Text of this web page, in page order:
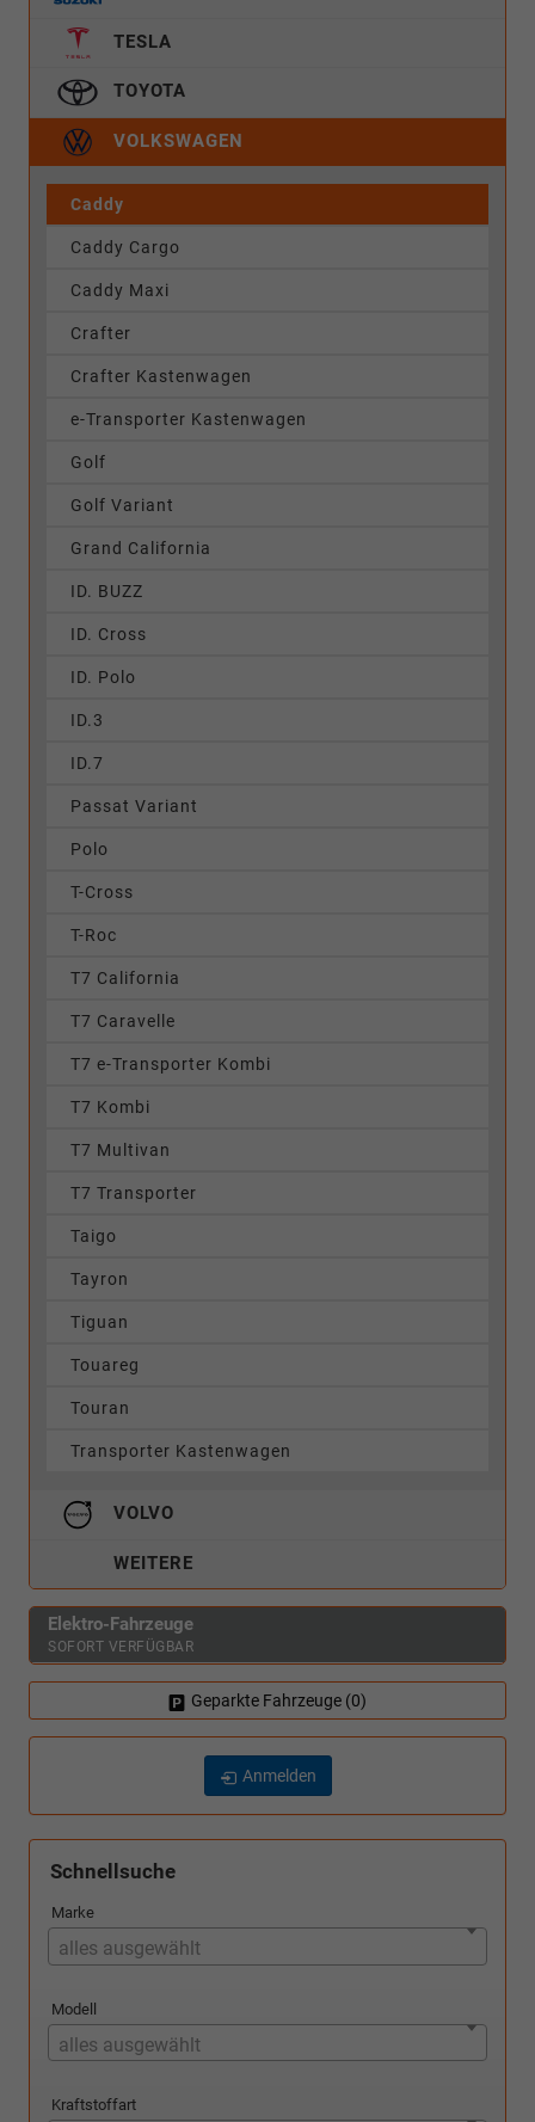
TESLA
TOYOTA
VOLKSWAGEN
Caddy
Caddy Cargo
Caddy Maxi
Crafter
Crafter Kastenwagen
e-Transporter Kastenwagen
Golf
Golf Variant
Grand California
ID. BUZZ
ID. Cross
ID. Polo
ID.3
ID.7
Passat Variant
Polo
T-Cross
T-Roc
T7 California
T7 Caravelle
T7 e-Transporter Kombi
T7 Kombi
T7 Multivan
T7 Transporter
Taigo
Tayron
Tiguan
Touareg
Touran
Transporter Kastenwagen
VOLVO
WEITERE
Elektro-Fahrzeuge
SOFORT VERFÜGBAR
Geparkte Fahrzeuge (0)
Anmelden
Schnellsuche
Marke
alles ausgewählt
Modell
alles ausgewählt
Kraftstoffart